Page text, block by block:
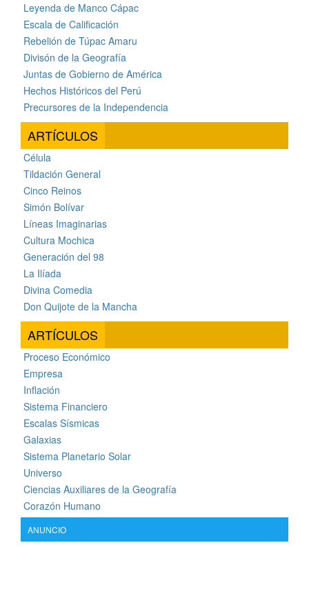
Leyenda de Manco Cápac
Escala de Calificación
Rebelión de Túpac Amaru
Divisón de la Geografía
Juntas de Gobierno de América
Hechos Históricos del Perú
Precursores de la Independencia
ARTÍCULOS
Célula
Tildación General
Cinco Reinos
Simón Bolívar
Líneas Imaginarias
Cultura Mochica
Generación del 98
La Ilíada
Divina Comedia
Don Quijote de la Mancha
ARTÍCULOS
Proceso Económico
Empresa
Inflación
Sistema Financiero
Escalas Sísmicas
Galaxias
Sistema Planetario Solar
Universo
Ciencias Auxiliares de la Geografía
Corazón Humano
ANUNCIO